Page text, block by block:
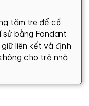
tăm tre để cố
bằng Fondant
liên kết và định
cho trẻ nhỏ